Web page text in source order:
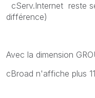
cServ.Internet reste
différence)
Avec la dimension
cBroad n'affiche plus